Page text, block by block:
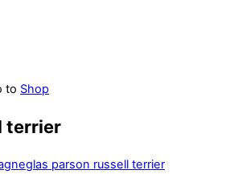
to Shop
terrier